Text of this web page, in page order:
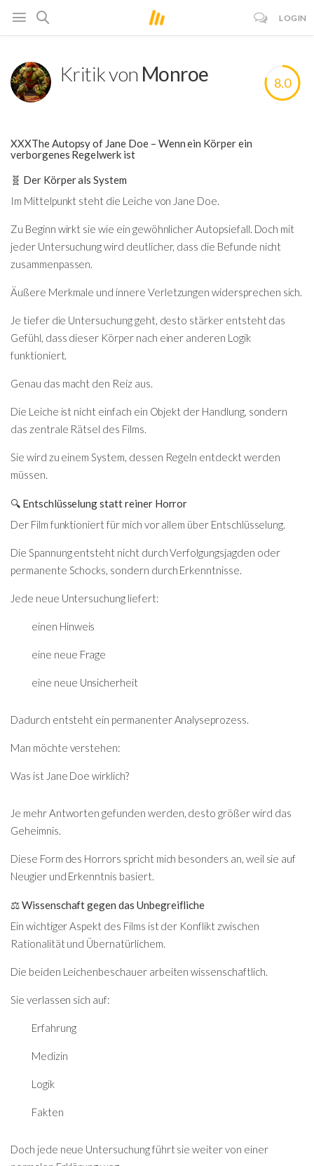
LOGIN
Kritik von Monroe 8.0
XXXThe Autopsy of Jane Doe – Wenn ein Körper ein
verborgenes Regelwerk ist
🧬 Der Körper als System
Im Mittelpunkt steht die Leiche von Jane Doe.
Zu Beginn wirkt sie wie ein gewöhnlicher Autopsiefall. Doch mit
jeder Untersuchung wird deutlicher, dass die Befunde nicht
zusammenpassen.
Äußere Merkmale und innere Verletzungen widersprechen sich.
Je tiefer die Untersuchung geht, desto stärker entsteht das
Gefühl, dass dieser Körper nach einer anderen Logik
funktioniert.
Genau das macht den Reiz aus.
Die Leiche ist nicht einfach ein Objekt der Handlung, sondern
das zentrale Rätsel des Films.
Sie wird zu einem System, dessen Regeln entdeckt werden
müssen.
🔍 Entschlüsselung statt reiner Horror
Der Film funktioniert für mich vor allem über Entschlüsselung.
Die Spannung entsteht nicht durch Verfolgungsjagden oder
permanente Schocks, sondern durch Erkenntnisse.
Jede neue Untersuchung liefert:
einen Hinweis
eine neue Frage
eine neue Unsicherheit
Dadurch entsteht ein permanenter Analyseprozess.
Man möchte verstehen:
Was ist Jane Doe wirklich?
Je mehr Antworten gefunden werden, desto größer wird das
Geheimnis.
Diese Form des Horrors spricht mich besonders an, weil sie auf
Neugier und Erkenntnis basiert.
⚖️ Wissenschaft gegen das Unbegreifliche
Ein wichtiger Aspekt des Films ist der Konflikt zwischen
Rationalität und Übernatürlichem.
Die beiden Leichenbeschauer arbeiten wissenschaftlich.
Sie verlassen sich auf:
Erfahrung
Medizin
Logik
Fakten
Doch jede neue Untersuchung führt sie weiter von einer